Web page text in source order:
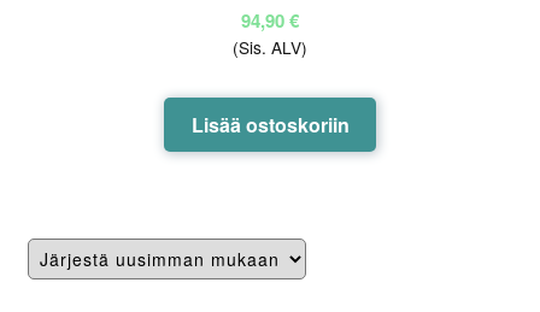
94,90€
(Sis. ALV)
Lisää ostoskoriin